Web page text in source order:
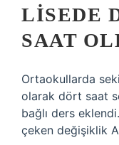
LISEDE
SAAT
Ortaokullarda
olarak dört saat
bağlı ders
çeken değişiklik